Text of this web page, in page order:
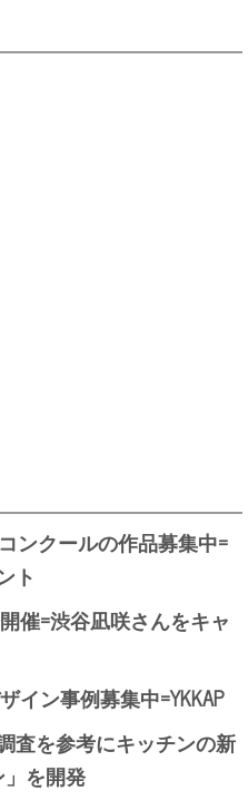
ンクールの作品募集中=
ト
催=渋谷凪咲さんをキャ
イン事例募集中=YKKAP
査を参考にキッチンの新
を開発